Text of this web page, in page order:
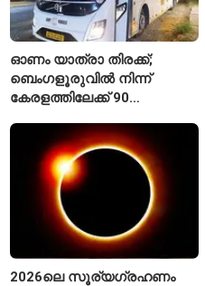
ഓണം യാത്രാ തിരക്ക്;
ബെംഗളൂരുവിൽ നിന്ന്
കേരളത്തിലേക്ക് 90
2026ലെ സൂര്യഗ്രഹണം